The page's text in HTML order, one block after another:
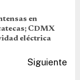
en
CDMX
eléctrica
Siguiente